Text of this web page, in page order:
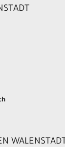
WALENSTADT